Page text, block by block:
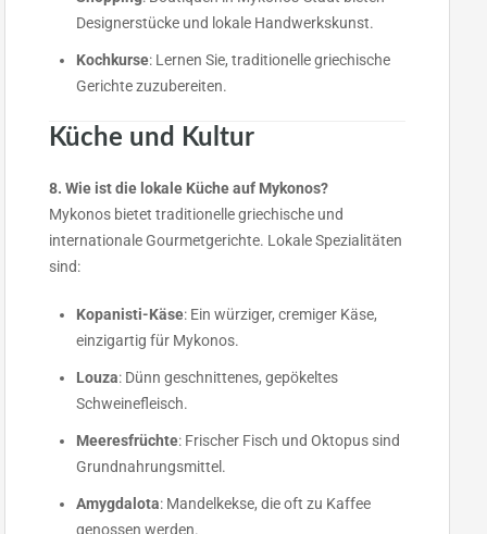
Designerstücke und lokale Handwerkskunst.
Kochkurse: Lernen Sie, traditionelle griechische
Gerichte zuzubereiten.
Küche und Kultur
8. Wie ist die lokale Küche auf Mykonos?
Mykonos bietet traditionelle griechische und
internationale Gourmetgerichte. Lokale Spezialitäten
sind:
Kopanisti-Käse: Ein würziger, cremiger Käse,
einzigartig für Mykonos.
Louza: Dünn geschnittenes, gepökeltes
Schweinefleisch.
Meeresfrüchte: Frischer Fisch und Oktopus sind
Grundnahrungsmittel.
Amygdalota: Mandelkekse, die oft zu Kaffee
genossen werden.